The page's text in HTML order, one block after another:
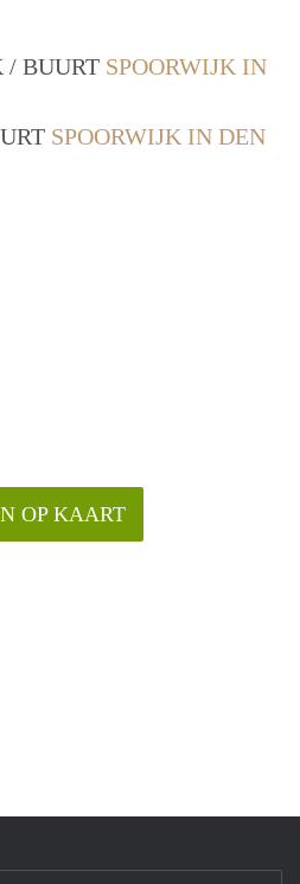
/ BUURT SPOORWIJK IN
SPOORWIJK IN DEN
OP KAART